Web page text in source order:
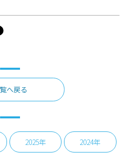
へ戻る
2025年 2024年